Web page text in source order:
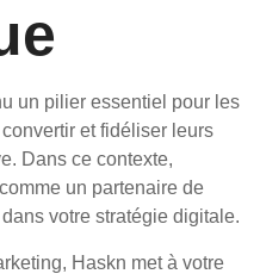
un pilier essentiel pour les
et fidéliser leurs
Dans ce contexte,
un partenaire de
votre stratégie digitale.
Haskn met à votre